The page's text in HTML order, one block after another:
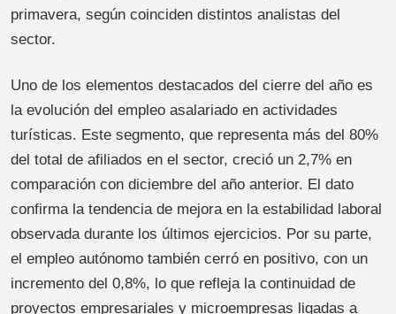
primavera, según coinciden distintos analistas del
sector.
Uno de los elementos destacados del cierre del año es
la evolución del empleo asalariado en actividades
turísticas. Este segmento, que representa más del 80%
del total de afiliados en el sector, creció un 2,7% en
comparación con diciembre del año anterior. El dato
confirma la tendencia de mejora en la estabilidad laboral
observada durante los últimos ejercicios. Por su parte,
el empleo autónomo también cerró en positivo, con un
incremento del 0,8%, lo que refleja la continuidad de
proyectos empresariales y microempresas ligadas a